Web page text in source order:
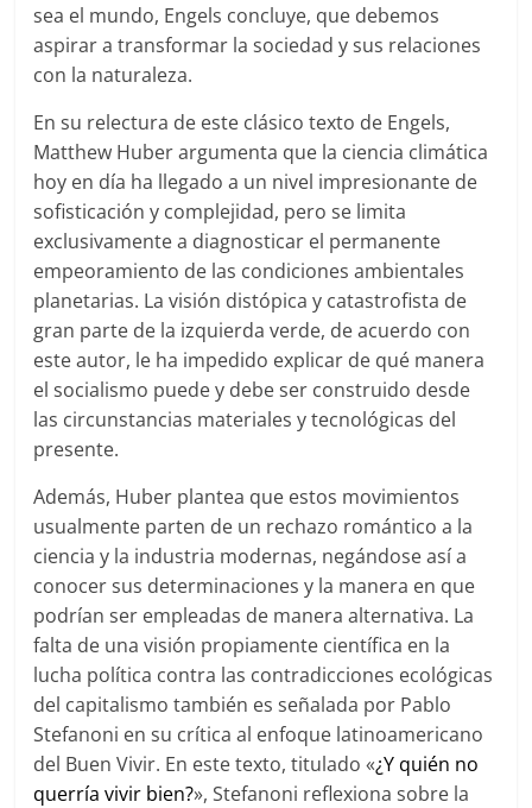
sea el mundo, Engels concluye, que debemos
aspirar a transformar la sociedad y sus relaciones
con la naturaleza.
En su relectura de este clásico texto de Engels,
Matthew Huber argumenta que la ciencia climática
hoy en día ha llegado a un nivel impresionante de
sofisticación y complejidad, pero se limita
exclusivamente a diagnosticar el permanente
empeoramiento de las condiciones ambientales
planetarias. La visión distópica y catastrofista de
gran parte de la izquierda verde, de acuerdo con
este autor, le ha impedido explicar de qué manera
el socialismo puede y debe ser construido desde
las circunstancias materiales y tecnológicas del
presente.
Además, Huber plantea que estos movimientos
usualmente parten de un rechazo romántico a la
ciencia y la industria modernas, negándose así a
conocer sus determinaciones y la manera en que
podrían ser empleadas de manera alternativa. La
falta de una visión propiamente científica en la
lucha política contra las contradicciones ecológicas
del capitalismo también es señalada por Pablo
Stefanoni en su crítica al enfoque latinoamericano
del Buen Vivir. En este texto, titulado «¿Y quién no
querría vivir bien?», Stefanoni reflexiona sobre la